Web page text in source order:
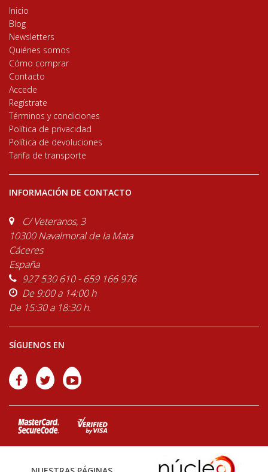
Inicio
Blog
Newsletters
Quiénes somos
Cómo comprar
Contacto
Accede
Regístrate
Términos y condiciones
Política de privacidad
Política de devoluciones
Tarifa de transporte
INFORMACIÓN DE CONTACTO
C/ Veteranos, 3
10300 Navalmoral de la Mata
Cáceres
España
927 530 610 - 659 166 976
De 9:00 a 14:00 h
De 15:30 a 18:30 h.
SÍGUENOS EN